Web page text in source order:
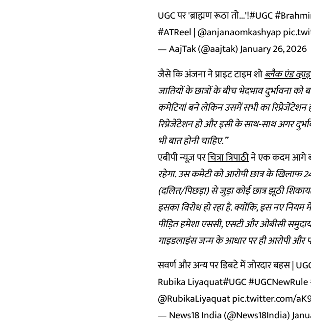
UGC पर 'ब्राह्मण रूठा तो...'!#UGC
#ATReel|@anjanaomkashyap
— AajTak (@aajtak)January 26, 2026
जैसे कि अंजना ने प्राइट टाइम शोब्लैक एंड
जातियों के छात्रों के बीच भेदभाव दुर्भावना
कमेटियां बने लेकिन उसमें सभी का रिप्रेजेंटेशन
रिप्रेजेंटेशन हो और इसी के साथ-साथ अगर
भी बात होनी चाहिए.”
एबीपी न्यूज़ परचित्रा त्रिपाठीने एक कदम आगे
रहेगा. उस कमेटी को आरोपी छात्र के खिलाफ
(दलित/पिछड़ा) से जुड़ा कोई छात्र झूठी
इसका विरोध हो रहा है. क्योंकि, इस नए
पीड़ित हमेशा एससी, एसटी और ओबीसी
गाइडलाइंस जन्म के आधार पर ही आरोपी और
सवर्ण और अन्य पर डिबटे में जोरदार बहस |
Rubika Liyaquat#UGC#UGCNewRule
@RubikaLiyaquatpic.twitter.com/
— News18 India (@News18India)